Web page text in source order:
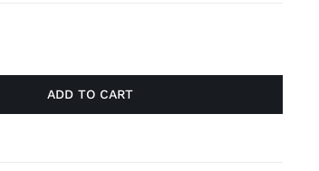
ADD TO CART